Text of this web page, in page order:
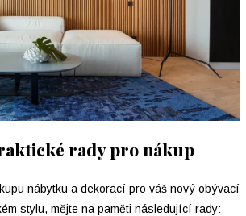
rady pro nákup
nábytku a dekorací pro váš nový obývací
stylu, mějte na paměti následující rady: